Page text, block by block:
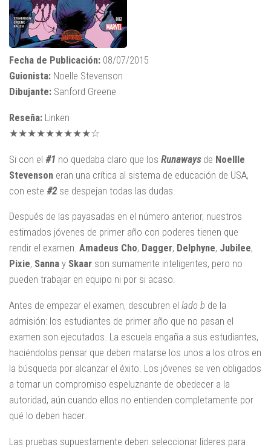
Fecha de Publicación: 08/07/2015
Guionista: Noelle Stevenson
Dibujante: Sanford Greene
Reseña: Linken
★★★★★★★★★☆
Si con el #1 no quedaba claro que los Runawaysde Noellle
Stevenson eran una crítica al sistema de educación de USA,
con este #2se despejan todas las dudas.
Después de las payasadas en el número anterior, nuestros
estimados jóvenes de primer año con poderes tienen que
rendir el examen. Amadeus Cho, Dagger, Delphyne, Jubilee,
Pixie, Sanna y Skaar son sumamente inteligentes, pero no
pueden trabajar en equipo ni por si acaso.
Antes de empezar el examen, descubren el lado b de la
admisión: los estudiantes de primer año que no pasan el
examen son ejecutados. La escuela engaña a sus estudiantes,
haciéndolos pensar que deben matarse los unos a los otros en
la búsqueda por alcanzar el éxito. Los jóvenes se ven obligados
a tomar un compromiso espeluznante de obedecer a la
autoridad, aún cuando ellos no entienden completamente por
qué lo deben hacer.
Las pruebas supuestamente deben seleccionar líderes para